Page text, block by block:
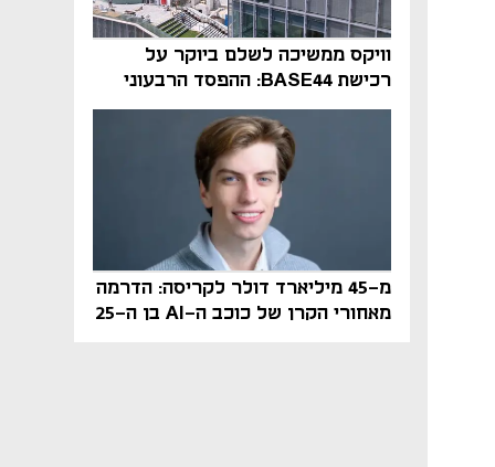
וויקס ממשיכה לשלם ביוקר על
רכישת BASE44: ההפסד הרבעוני
זינק ל-76 מיליון דולר
מ-45 מיליארד דולר לקריסה: הדרמה
מאחורי הקרן של כוכב ה-AI בן ה-25